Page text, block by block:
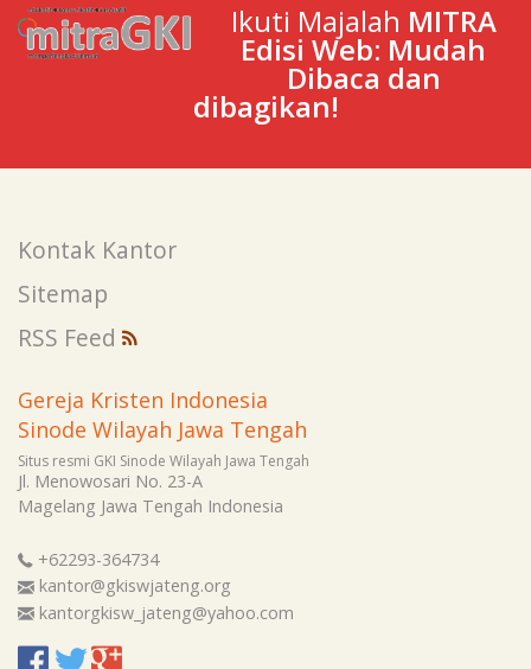
Ikuti Majalah MITRA
Edisi Web: Mudah
Dibaca dan
dibagikan!
Kontak Kantor
Sitemap
RSS Feed
Gereja Kristen Indonesia
Sinode Wilayah Jawa Tengah
Situs resmi GKI Sinode Wilayah Jawa Tengah
Jl. Menowosari No. 23-A
Magelang Jawa Tengah Indonesia
+62293-364734
kantor@gkiswjateng.org
kantorgkisw_jateng@yahoo.com